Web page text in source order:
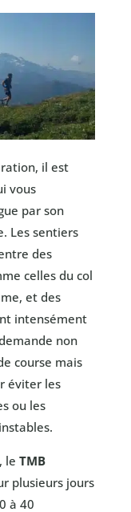
il est
vous
par son
Les sentiers
des
celles du col
et des
intensément
non
course mais
éviter les
ou les
le TMB
plusieurs jours
à 40